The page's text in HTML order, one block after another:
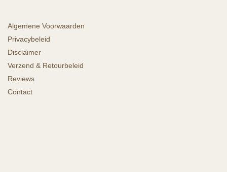
Algemene Voorwaarden
Privacybeleid
Disclaimer
Verzend & Retourbeleid
Reviews
Contact